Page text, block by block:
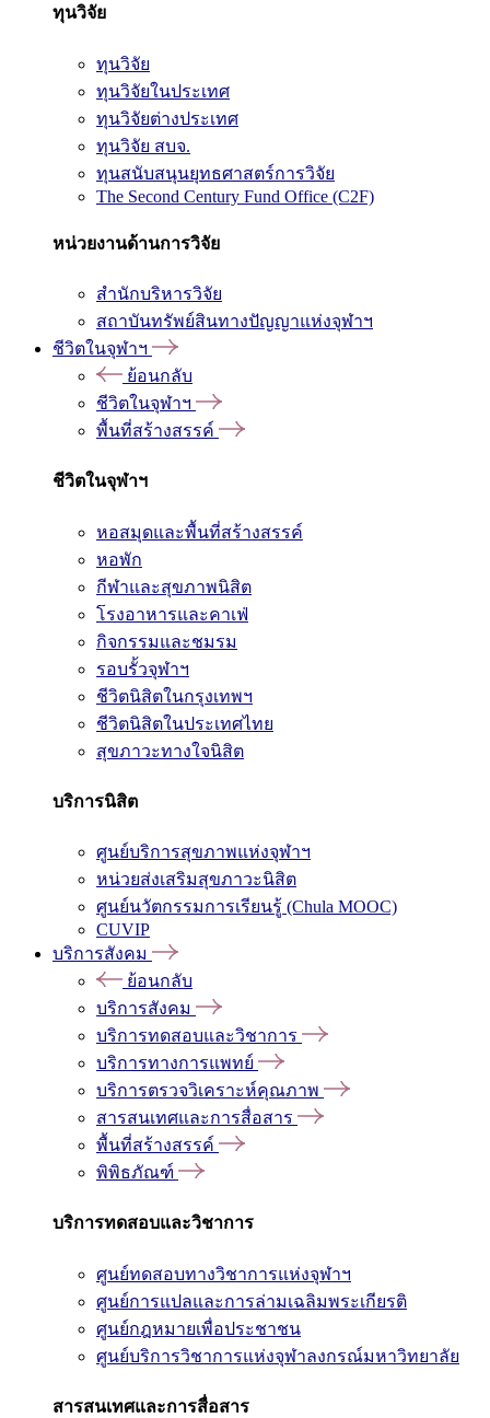
ทุนวิจัย
ทุนวิจัย
ทุนวิจัยในประเทศ
ทุนวิจัยต่างประเทศ
ทุนวิจัย สบจ.
ทุนสนับสนุนยุทธศาสตร์การวิจัย
The Second Century Fund Office (C2F)
หน่วยงานด้านการวิจัย
สำนักบริหารวิจัย
สถาบันทรัพย์สินทางปัญญาแห่งจุฬาฯ
ชีวิตในจุฬาฯ
ย้อนกลับ
ชีวิตในจุฬาฯ
พื้นที่สร้างสรรค์
ชีวิตในจุฬาฯ
หอสมุดและพื้นที่สร้างสรรค์
หอพัก
กีฬาและสุขภาพนิสิต
โรงอาหารและคาเฟ่
กิจกรรมและชมรม
รอบรั้วจุฬาฯ
ชีวิตนิสิตในกรุงเทพฯ
ชีวิตนิสิตในประเทศไทย
สุขภาวะทางใจนิสิต
บริการนิสิต
ศูนย์บริการสุขภาพแห่งจุฬาฯ
หน่วยส่งเสริมสุขภาวะนิสิต
ศูนย์นวัตกรรมการเรียนรู้ (Chula MOOC)
CUVIP
บริการสังคม
ย้อนกลับ
บริการสังคม
บริการทดสอบและวิชาการ
บริการทางการแพทย์
บริการตรวจวิเคราะห์คุณภาพ
สารสนเทศและการสื่อสาร
พื้นที่สร้างสรรค์
พิพิธภัณฑ์
บริการทดสอบและวิชาการ
ศูนย์ทดสอบทางวิชาการแห่งจุฬาฯ
ศูนย์การแปลและการล่ามเฉลิมพระเกียรติ
ศูนย์กฎหมายเพื่อประชาชน
ศูนย์บริการวิชาการแห่งจุฬาลงกรณ์มหาวิทยาลัย
สารสนเทศและการสื่อสาร